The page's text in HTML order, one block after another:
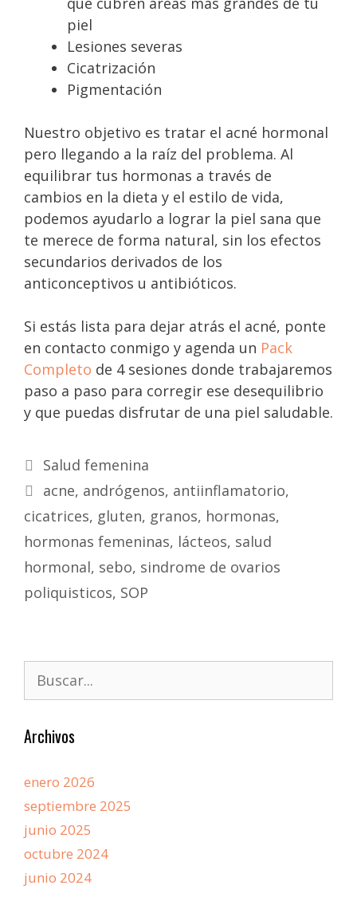
piel
Lesiones severas
Cicatrización
Pigmentación
Nuestro objetivo es tratar el acné hormonal
pero llegando a la raíz del problema. Al
equilibrar tus hormonas a través de
cambios en la dieta y el estilo de vida,
podemos ayudarlo a lograr la piel sana que
te merece de forma natural, sin los efectos
secundarios derivados de los
anticonceptivos u antibióticos.
Si estás lista para dejar atrás el acné, ponte
en contacto conmigo y agenda un Pack
Completo de 4 sesiones donde trabajaremos
paso a paso para corregir ese desequilibrio
y que puedas disfrutar de una piel saludable.
Salud femenina
acne, andrógenos, antiinflamatorio,
cicatrices, gluten, granos, hormonas,
hormonas femeninas, lácteos, salud
hormonal, sebo, sindrome de ovarios
poliquisticos, SOP
Archivos
enero 2026
septiembre 2025
junio 2025
octubre 2024
junio 2024